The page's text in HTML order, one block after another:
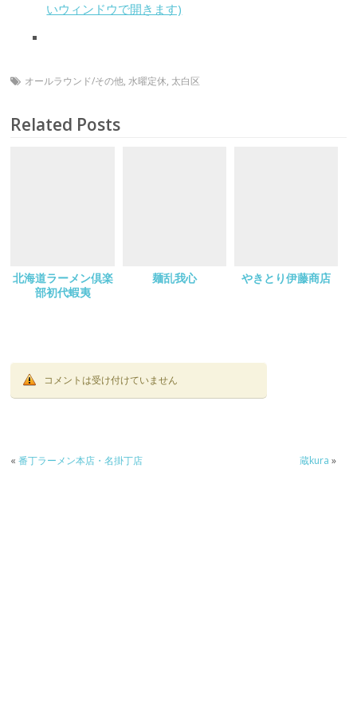
いウィンドウで開きます)
オールラウンド/その他,水曜定休, 太白区
Related Posts
北海道ラーメン倶楽
部初代蝦夷
麺乱我心 やきとり伊藤商店
コメントは受け付けていません
«番丁ラーメン本店・名掛丁店 蔵kura »